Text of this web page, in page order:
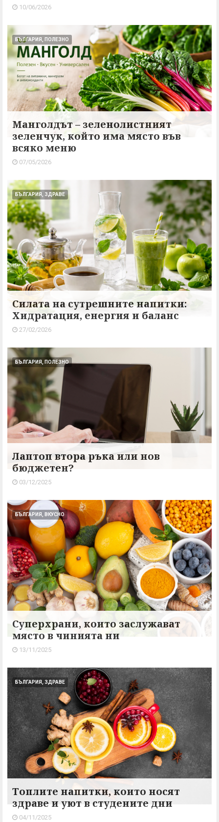
10/06/2026
БЪЛГАРИЯ, ПОЛЕЗНО
Манголдът – зеленолистният
зеленчук, който има място във
всяко меню
07/05/2026
БЪЛГАРИЯ, ЗДРАВЕ
Силата на сутрешните напитки:
Хидратация, енергия и баланс
27/02/2026
БЪЛГАРИЯ, ПОЛЕЗНО
Лаптоп втора ръка или нов
бюджетен?
03/12/2025
БЪЛГАРИЯ, ВКУСНО
Суперхрани, които заслужават
място в чинията ни
13/11/2025
БЪЛГАРИЯ, ЗДРАВЕ
Топлите напитки, които носят
здраве и уют в студените дни
04/11/2025